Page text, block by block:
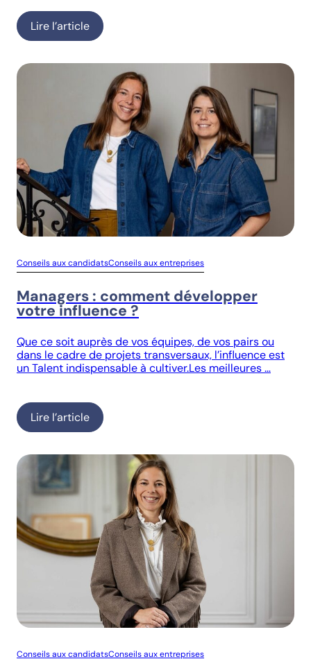
Lire l’article
Conseils aux candidatsConseils aux entreprises
Managers : comment développer
votre influence ?
Que ce soit auprès de vos équipes, de vos pairs ou
dans le cadre de projets transversaux, l’influence est
un Talent indispensable à cultiver.Les meilleures …
Lire l’article
Conseils aux candidatsConseils aux entreprises